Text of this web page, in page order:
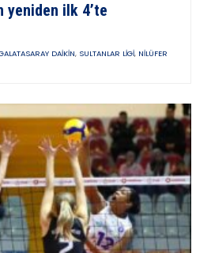
yeniden ilk 4’te
DAIKIN, SULTANLAR LIGI, NILÜFER